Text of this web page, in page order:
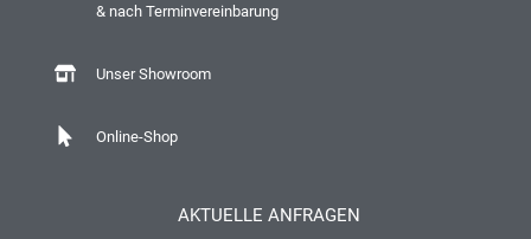
& nach Terminvereinbarung
Unser Showroom
Online-Shop
AKTUELLE ANFRAGEN